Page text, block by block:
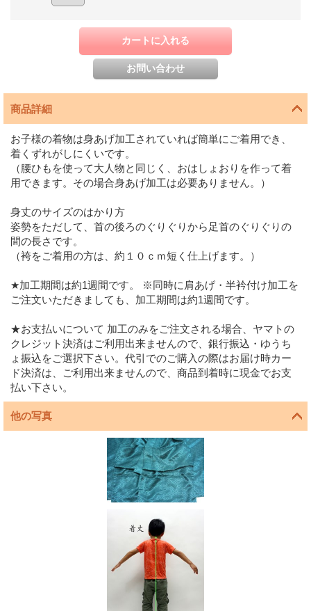
商品詳細
お子様の着物は身あげ加工されていれば簡単にご着用でき、
着くずれがしにくいです。
（腰ひもを使って大人物と同じく、おはしょおりを作って着
用できます。その場合身あげ加工は必要ありません。）
身丈のサイズのはかり方
姿勢をただして、首の後ろのぐりぐりから足首のぐりぐりの
間の長さです。
（袴をご着用の方は、約１０ｃｍ短く仕上げます。）
★加工期間は約1週間です。 ※同時に肩あげ・半衿付け加工を
ご注文いただきましても、加工期間は約1週間です。
★お支払いについて 加工のみをご注文される場合、ヤマトの
クレジット決済はご利用出来ませんので、銀行振込・ゆうち
ょ振込をご選択下さい。代引でのご購入の際はお届け時カー
ド決済は、ご利用出来ませんので、商品到着時に現金でお支
払い下さい。
他の写真